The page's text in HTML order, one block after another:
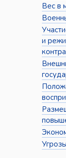
Вес в
и